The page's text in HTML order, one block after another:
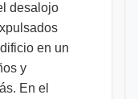
desalojo
en un
y
En el